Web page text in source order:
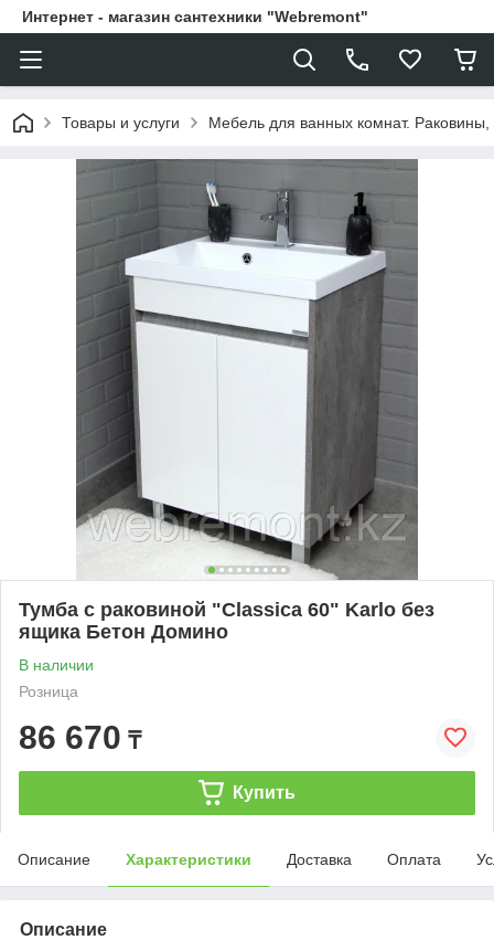
Интернет - магазин сантехники "Webremont"
Товары и услуги Мебель для ванных комнат.
Тумба с раковиной "Classica 60" Karlo без
ящика Бетон Домино
В наличии
Розница
86 670 ₸
Купить
Описание Характеристики Доставка Оплата
Описание